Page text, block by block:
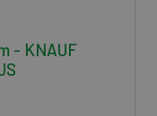
- KNAUF